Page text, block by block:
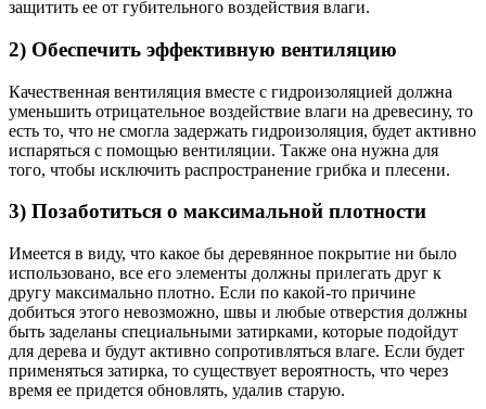
защитить ее от губительного воздействия влаги.
2) Обеспечить эффективную вентиляцию
Качественная вентиляция вместе с гидроизоляцией должна
уменьшить отрицательное воздействие влаги на древесину, то
есть то, что не смогла задержать гидроизоляция, будет активно
испаряться с помощью вентиляции. Также она нужна для
того, чтобы исключить распространение грибка и плесени.
3) Позаботиться о максимальной плотности
Имеется в виду, что какое бы деревянное покрытие ни было
использовано, все его элементы должны прилегать друг к
другу максимально плотно. Если по какой-то причине
добиться этого невозможно, швы и любые отверстия должны
быть заделаны специальными затирками, которые подойдут
для дерева и будут активно сопротивляться влаге. Если будет
применяться затирка, то существует вероятность, что через
время ее придется обновлять, удалив старую.